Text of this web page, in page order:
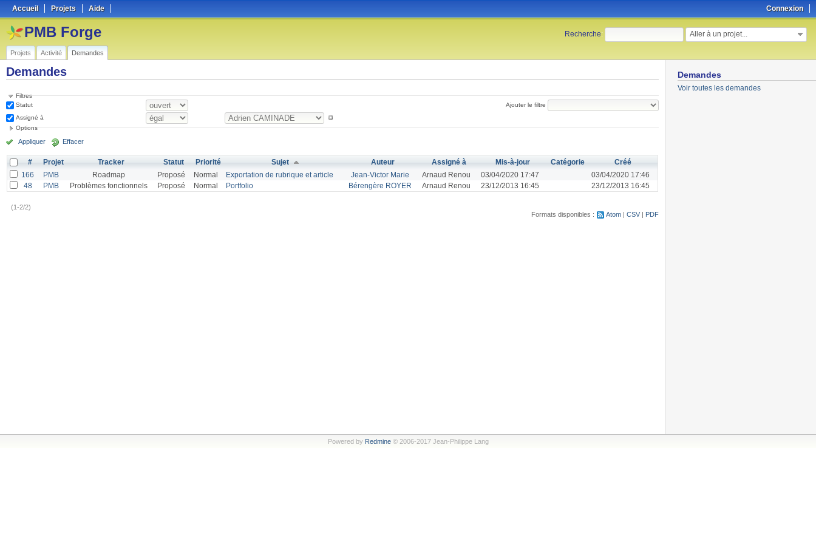
Connexion
Accueil Projets Aide
Recherche: Aller à un projet...
PMB Forge
Projets Activité Demandes
Demandes
Voir toutes les demandes
Demandes
Filtres
Statut
Assigné à
Ajouter le filtre
Options
Appliquer Effacer
# Projet Tracker Statut Priorité Sujet Auteur Assigné à Mis-à-jour Catégorie
Créé
166
PMB Roadmap Proposé Normal Exportation de rubrique et article Jean-Victor Marie Arnaud Renou 03/04/2020 17:47
03/04/2020 17:46
48
PMB Problèmes fonctionnels Proposé Normal Portfolio Bérengère ROYER Arnaud Renou 23/12/2013 16:45 23/12/2013 16:45
(1-2/2)
Formats disponibles :
Atom CSV PDF
Powered by Redmine© 2006-2017 Jean-Philippe Lang